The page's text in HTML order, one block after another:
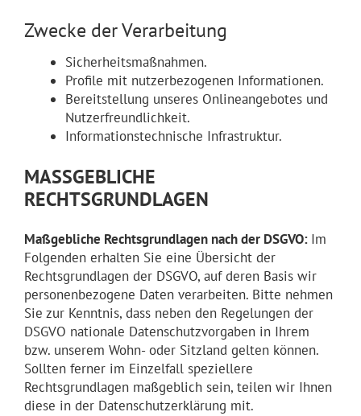
Zwecke der Verarbeitung
Sicherheitsmaßnahmen.
Profile mit nutzerbezogenen Informationen.
Bereitstellung unseres Onlineangebotes und
Nutzerfreundlichkeit.
Informationstechnische Infrastruktur.
MASSGEBLICHE R
ECHTSGRUNDLAGEN
Maßgebliche Rechtsgrundlagen nach der DSGVO: Im
Folgenden erhalten Sie eine Übersicht der
Rechtsgrundlagen der DSGVO, auf deren Basis wir
personenbezogene Daten verarbeiten. Bitte nehmen
Sie zur Kenntnis, dass neben den Regelungen der
DSGVO nationale Datenschutzvorgaben in Ihrem
bzw. unserem Wohn- oder Sitzland gelten können.
Sollten ferner im Einzelfall speziellere
Rechtsgrundlagen maßgeblich sein, teilen wir Ihnen
diese in der Datenschutzerklärung mit.